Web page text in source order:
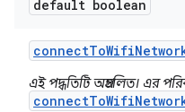
default boolean
connectToWifi
এই পদ্ধতিটি অপ্রচলিত। এর